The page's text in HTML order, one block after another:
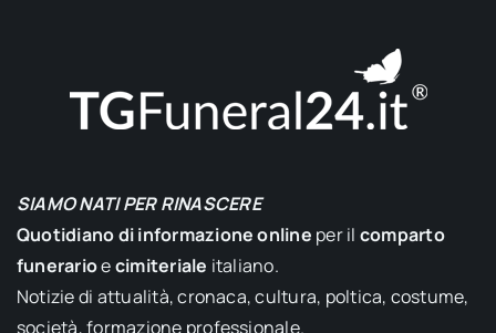
SIAMO NATI PER RINASCERE
Quotidiano di informazione online per il comparto
funerarioecimiteriale italiano.
Notizie di attualità, cronaca, cultura, poltica, costume,
società, formazione professionale.